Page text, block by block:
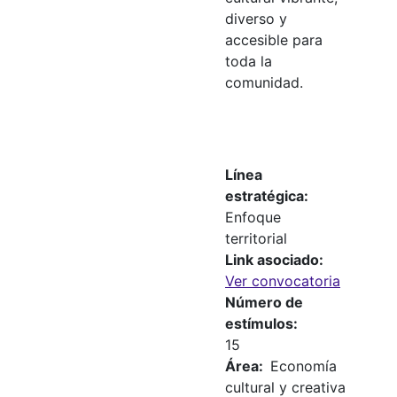
diverso y
accesible para
toda la
comunidad.
Línea
estratégica
Enfoque
territorial
Link asociado
Ver convocatoria
Número de
estímulos
15
Área
Economía
cultural y creativa